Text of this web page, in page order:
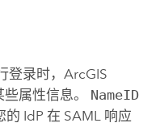
登录时， ArcGIS
属性信息。 NameID
的 IdP 在 SAML 响应